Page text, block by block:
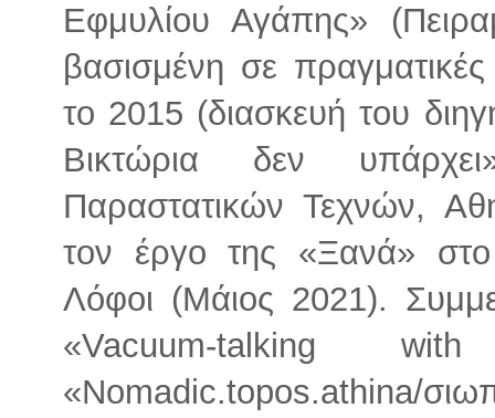
Εφμυλίου Αγάπης»
βασισμένη σε
το 2015 (διασκευή του
Βικτώρια δεν
Παραστατικών Τεχνών,
τον έργο της «Ξανά»
Λόφοι (Μάιος 2021).
«Vacuum-talking
«Nomadic.topos.athina/